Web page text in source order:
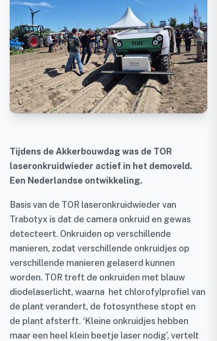
Tijdens de Akkerbouwdag was de TOR
laseronkruidwieder actief in het demoveld.
Een Nederlandse ontwikkeling.
Basis van de TOR laseronkruidwieder van
Trabotyx is dat de camera onkruid en gewas
detecteert. Onkruiden op verschillende
manieren, zodat verschillende onkruidjes op
verschillende manieren gelaserd kunnen
worden. TOR treft de onkruiden met blauw
diodelaserlicht, waarna het chlorofylprofiel van
de plant verandert, de fotosynthese stopt en
de plant afsterft. ‘Kleine onkruidjes hebben
maar een heel klein beetje laser nodig’, vertelt